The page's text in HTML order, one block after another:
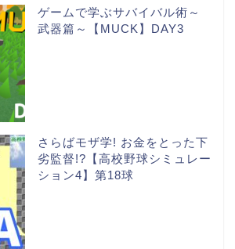
ゲームで学ぶサバイバル術～
武器篇～【MUCK】DAY3
さらばモザ学! お金をとった下
劣監督!?【高校野球シミュレー
ション4】第18球